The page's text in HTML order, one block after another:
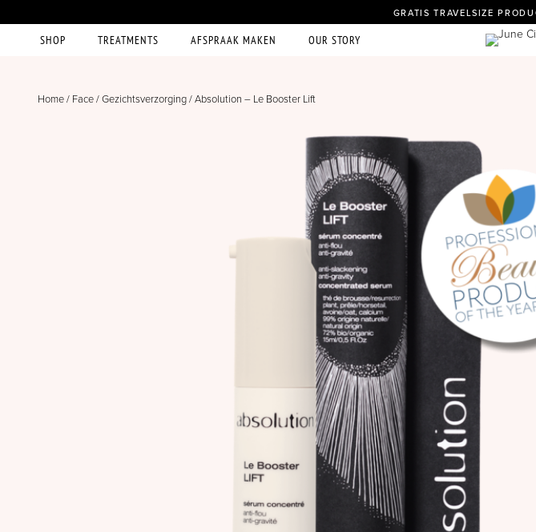
GRATIS TRAVELSIZE
SHOP TREATMENTS AFSPRAAK MAKEN OUR STORY
Home/ Face/Gezichtsverzorging/ Absolution – Le Booster Lift